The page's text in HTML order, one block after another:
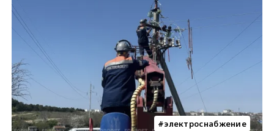
электроснабжение